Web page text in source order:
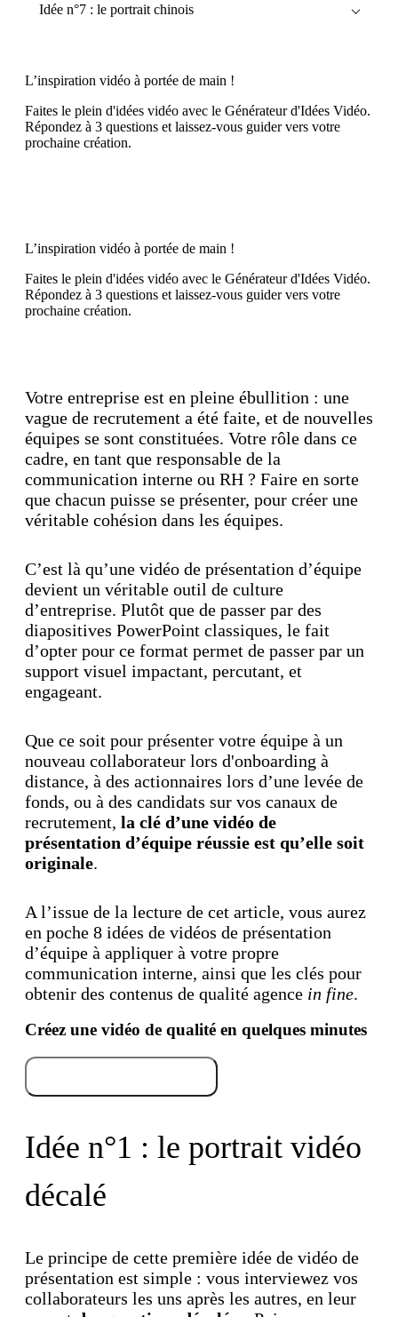
L’inspiration vidéo à portée de main !
Faites le plein d'idées vidéo avec le Générateur d'Idées Vidéo.
Répondez à 3 questions et laissez-vous guider vers votre
prochaine création.
Votre entreprise est en pleine ébullition : une
vague de recrutement a été faite, et de nouvelles
équipes se sont constituées. Votre rôle dans ce
cadre, en tant que responsable de la
communication interne ou RH ? Faire en sorte
que chacun puisse se présenter, pour créer une
véritable cohésion dans les équipes.
C’est là qu’une vidéo de présentation d’équipe
devient un véritable outil de culture
d’entreprise. Plutôt que de passer par des
diapositives PowerPoint classiques, le fait
d’opter pour ce format permet de passer par un
support visuel impactant, percutant, et
engageant.
Que ce soit pour présenter votre équipe à un
nouveau collaborateur lors d'onboarding à
distance, à des actionnaires lors d’une levée de
fonds, ou à des candidats sur vos canaux de
recrutement, la clé d’une vidéo de
présentation d’équipe réussie est qu’elle soit
originale.
A l’issue de la lecture de cet article, vous aurez
en poche 8 idées de vidéos de présentation
d’équipe à appliquer à votre propre
communication interne, ainsi que les clés pour
obtenir des contenus de qualité agence in fine.
Créez une vidéo de qualité en quelques minutes
Idée n°1 : le portrait vidéo
décalé
Le principe de cette première idée de vidéo de
présentation est simple : vous interviewez vos
collaborateurs les uns après les autres, en leur
Idée n°7 : le portrait chinois
L’inspiration vidéo à portée de main !
Faites le plein d'idées vidéo avec le Générateur d'Idées Vidéo.
Répondez à 3 questions et laissez-vous guider vers votre
prochaine création.